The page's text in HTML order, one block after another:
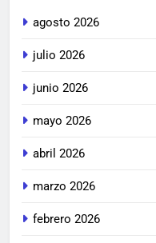
agosto 2026
julio 2026
junio 2026
mayo 2026
abril 2026
marzo 2026
febrero 2026